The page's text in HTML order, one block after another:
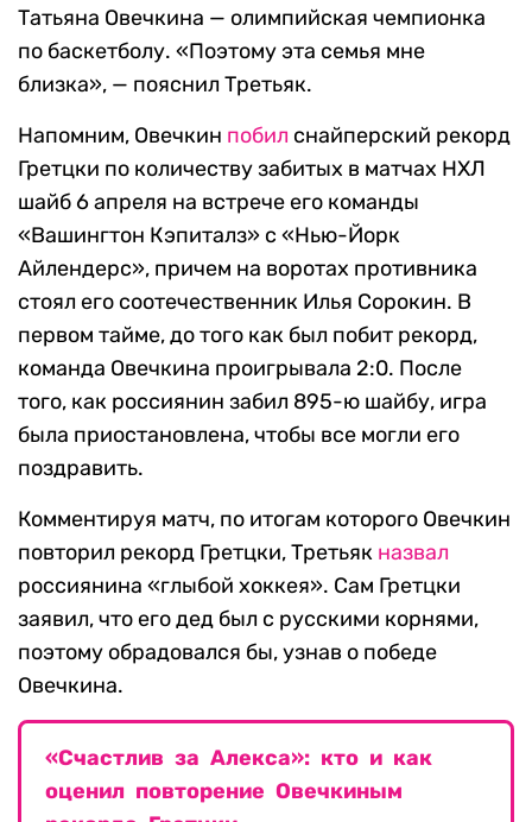
Татьяна Овечкина — олимпийская чемпионка
по баскетболу. «Поэтому эта семья мне
близка», — пояснил Третьяк.
Напомним, Овечкин побил снайперский рекорд
Гретцки по количеству забитых в матчах НХЛ
шайб 6 апреля на встрече его команды
«Вашингтон Кэпиталз» с «Нью-Йорк
Айлендерс», причем на воротах противника
стоял его соотечественник Илья Сорокин. В
первом тайме, до того как был побит рекорд,
команда Овечкина проигрывала 2:0. После
того, как россиянин забил 895-ю шайбу, игра
была приостановлена, чтобы все могли его
поздравить.
Комментируя матч, по итогам которого Овечкин
повторил рекорд Гретцки, Третьяк назвал
россиянина «глыбой хоккея». Сам Гретцки
заявил, что его дед был с русскими корнями,
поэтому обрадовался бы, узнав о победе
Овечкина.
«Счастлив за Алекса»: кто и как
оценил повторение Овечкиным